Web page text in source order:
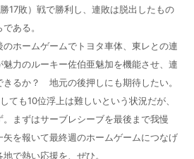
17敗）戦で勝利し、連敗は脱出したもの
ある。
ホームゲームでトヨタ車体、東レとの連
力のルーキー佐伯亜魅加を機能させ、連
きるか？ 地元の後押しにも期待したい。
ても10位浮上は難しいという状況だが、
まずはサーブレシーブを最後まで我慢
矢を報いて最終週のホームゲームにつなげ
で熱い応援を、ぜひ。